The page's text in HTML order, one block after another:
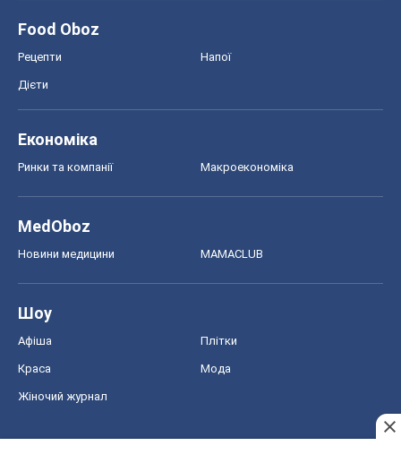
Food Oboz
Рецепти Напої
Дієти
Економіка
Ринки та компанії Макроекономіка
MedOboz
Новини медицини MAMACLUB
Шоу
Афіша Плітки
Краса Мода
Жіночий журнал